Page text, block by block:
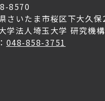
8570
さいたま市桜区下大久保
学法人埼玉大学 研究機
048-858-3751